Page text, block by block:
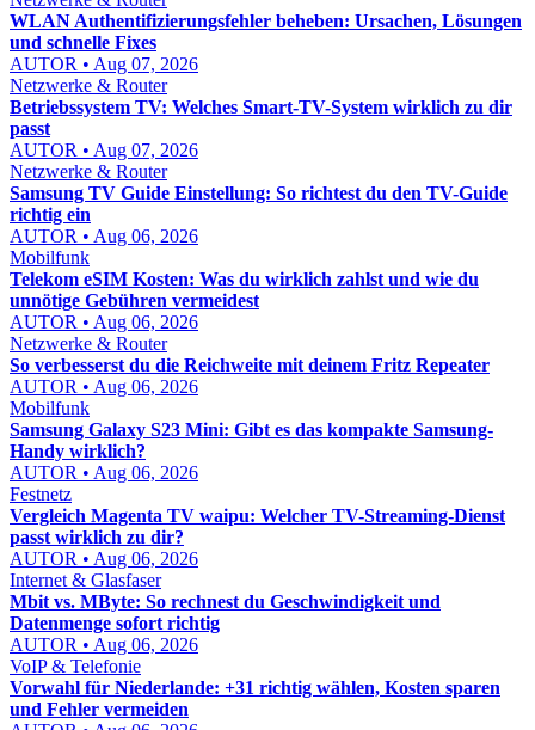
WLAN Authentifizierungsfehler beheben: Ursachen, Lösungen
und schnelle Fixes
AUTOR • Aug 07, 2026
Netzwerke & Router
Betriebssystem TV: Welches Smart-TV-System wirklich zu dir
passt
AUTOR • Aug 07, 2026
Netzwerke & Router
Samsung TV Guide Einstellung: So richtest du den TV-Guide
richtig ein
AUTOR • Aug 06, 2026
Mobilfunk
Telekom eSIM Kosten: Was du wirklich zahlst und wie du
unnötige Gebühren vermeidest
AUTOR • Aug 06, 2026
Netzwerke & Router
So verbesserst du die Reichweite mit deinem Fritz Repeater
AUTOR • Aug 06, 2026
Mobilfunk
Samsung Galaxy S23 Mini: Gibt es das kompakte Samsung-
Handy wirklich?
AUTOR • Aug 06, 2026
Festnetz
Vergleich Magenta TV waipu: Welcher TV-Streaming-Dienst
passt wirklich zu dir?
AUTOR • Aug 06, 2026
Internet & Glasfaser
Mbit vs. MByte: So rechnest du Geschwindigkeit und
Datenmenge sofort richtig
AUTOR • Aug 06, 2026
VoIP & Telefonie
Vorwahl für Niederlande: +31 richtig wählen, Kosten sparen
und Fehler vermeiden